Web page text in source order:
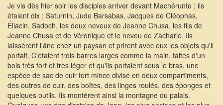
Je vis dès hier soir les disciples arriver devant Machérunte ; ils
étaient dix : Saturnin, Jude Barsabas, Jacques de Cléophas,
Éliacin, Sadoch, les deux neveux de Jeanne Chusa, les fils de
Jeanne Chusa et de Véronique et le neveu de Zacharie. Ils
laissèrent l'âne chez un paysan et prirent avec eux les objets qu'il
portait. C'étaient trois barres larges comme la main, faites d'un
bois très fort et très léger et qu'ils portaient sous le bras, une
espèce de sac de cuir fort mince divisé en deux compartiments,
des outres de cuir, des boîtes, des linges roulés, des éponges et
quelques outils. Ils montèrent ainsi la montagne du palais.